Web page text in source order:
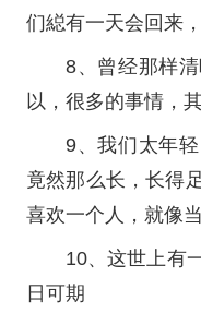
们縂有一天会回来
8、曾经那样
以，很多的事情，
9、我们太年
竟然那么长，长得
喜欢一个人，就像
10、这世上有
日可期